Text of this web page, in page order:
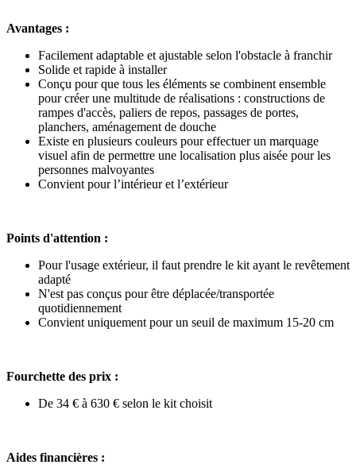
Avantages :
Facilement adaptable et ajustable selon l'obstacle à franchir
Solide et rapide à installer
Conçu pour que tous les éléments se combinent ensemble
pour créer une multitude de réalisations : constructions de
rampes d'accès, paliers de repos, passages de portes,
planchers, aménagement de douche
Existe en plusieurs couleurs pour effectuer un marquage
visuel afin de permettre une localisation plus aisée pour les
personnes malvoyantes
Convient pour l’intérieur et l’extérieur
Points d'attention :
Pour l'usage extérieur, il faut prendre le kit ayant le revêtement
adapté
N'est pas conçus pour être déplacée/transportée
quotidiennement
Convient uniquement pour un seuil de maximum 15-20 cm
Fourchette des prix :
De 34 € à 630 € selon le kit choisit
Aides financières :